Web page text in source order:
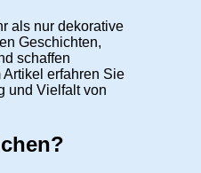
als nur dekorative
Geschichten,
schaffen
erfahren Sie
und Vielfalt von